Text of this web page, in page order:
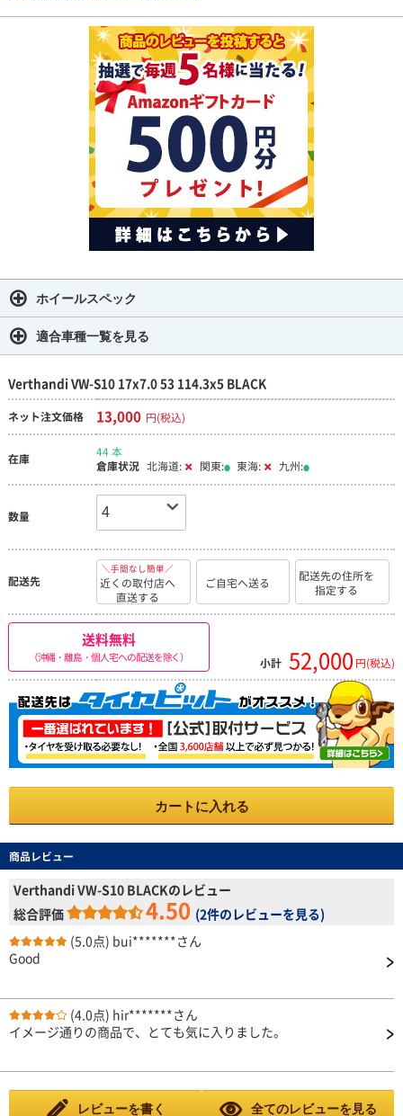
ホイールスペック
適合車種一覧を見る
Verthandi VW-S10 17x7.0 53 114.3x5 BLACK
ネット注文価格 13,000 円(税込)
在庫
44 本
倉庫状況 北海道: 関東: 東海: 九州:
数量
配送先
＼手間なし簡単／
近くの取付店へ
直送する
ご自宅へ送る
配送先の住所を
指定する
送料無料
（沖縄・離島・個人宅への配送を除く） 小計 52,000 円(税込)
カートに入れる
商品レビュー
Verthandi VW-S10 BLACKのレビュー
総合評価
4.50 (2件のレビューを見る)
(5.0点) bui*******さん
Good
(4.0点) hir*******さん
イメージ通りの商品で、とても気に入りました。
レビューを書く 全てのレビューを見る